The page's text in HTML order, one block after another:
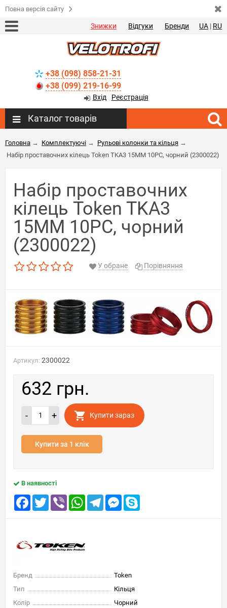
Повна версія сайту
Знижки Відгуки Бренди UA | RU
+38 (098) 858-21-31
+38 (099) 219-16-99
Вхід Реєстрація
Каталог товарів
Головна → Комплектуючі → Рульові колонки та кільця →
Набір проставочних кілець Token TKA3 15MM 10PC, чорний (2300022)
Набір проставочних
кілець Token TKA3
15MM 10PC, чорний
(2300022)
У обране Порівняння
Артикул: 2300022
632 грн.
- + Купити зараз
Купити за 1 клік
В наявності
Facebook
TwitterViber WhatsAppTelegramMessenger
Бренд
Token
Тип
Кільця
Колір
Чорний